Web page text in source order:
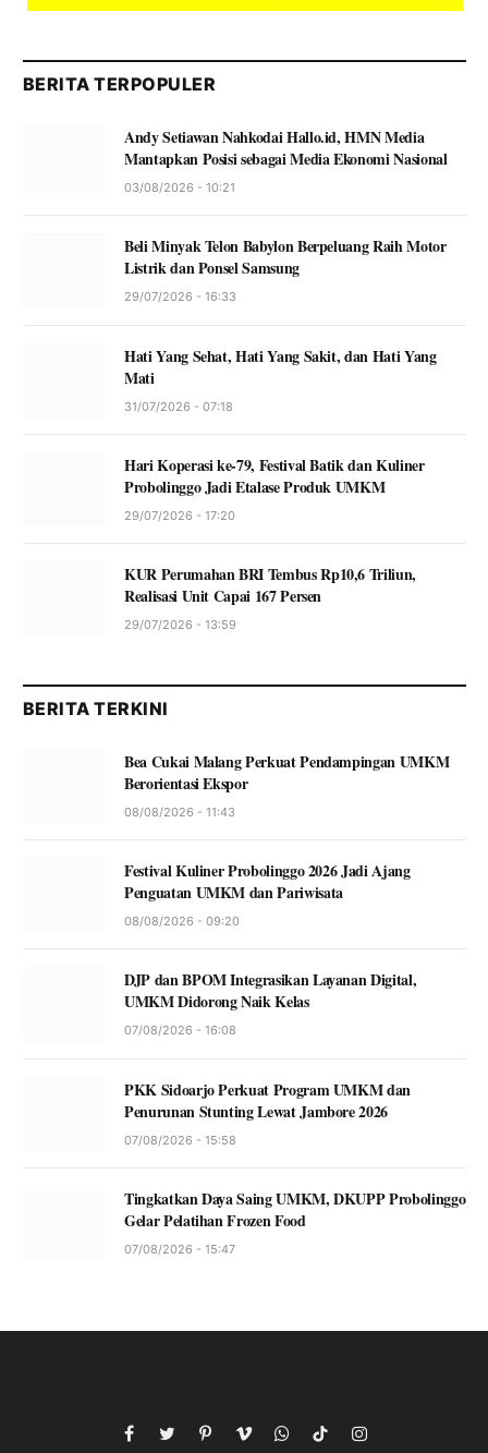
BERITA TERPOPULER
Andy Setiawan Nahkodai Hallo.id, HMN Media
Mantapkan Posisi sebagai Media Ekonomi Nasional
03/08/2026 - 10:21
Beli Minyak Telon Babylon Berpeluang Raih Motor
Listrik dan Ponsel Samsung
29/07/2026 - 16:33
Hati Yang Sehat, Hati Yang Sakit, dan Hati Yang
Mati
31/07/2026 - 07:18
Hari Koperasi ke-79, Festival Batik dan Kuliner
Probolinggo Jadi Etalase Produk UMKM
29/07/2026 - 17:20
KUR Perumahan BRI Tembus Rp10,6 Triliun,
Realisasi Unit Capai 167 Persen
29/07/2026 - 13:59
BERITA TERKINI
Bea Cukai Malang Perkuat Pendampingan UMKM
Berorientasi Ekspor
08/08/2026 - 11:43
Festival Kuliner Probolinggo 2026 Jadi Ajang
Penguatan UMKM dan Pariwisata
08/08/2026 - 09:20
DJP dan BPOM Integrasikan Layanan Digital,
UMKM Didorong Naik Kelas
07/08/2026 - 16:08
PKK Sidoarjo Perkuat Program UMKM dan
Penurunan Stunting Lewat Jambore 2026
07/08/2026 - 15:58
Tingkatkan Daya Saing UMKM, DKUPP Probolinggo
Gelar Pelatihan Frozen Food
07/08/2026 - 15:47
Facebook
TwitterPinterestVimeoWhatsApp
TikTokInstagram